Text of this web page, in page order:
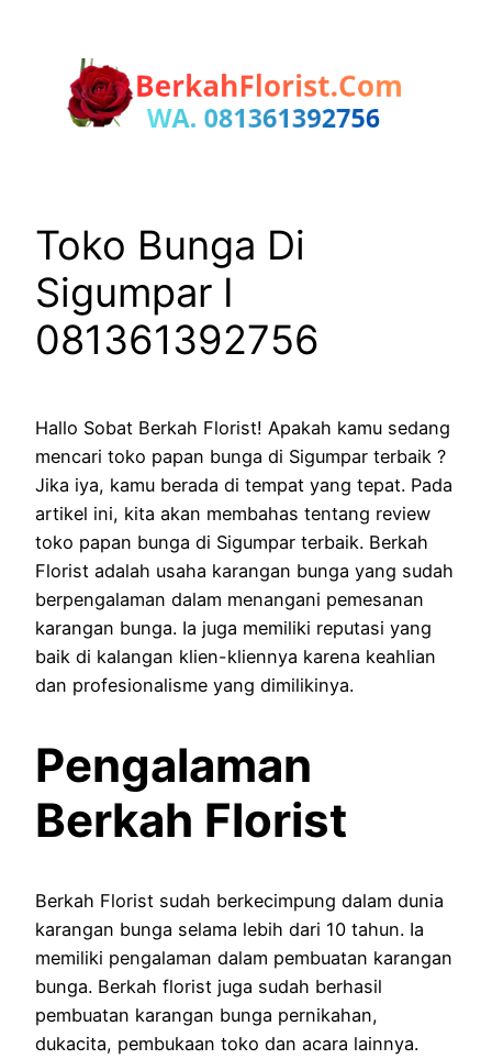
Toko Bunga Di
Sigumpar I
081361392756
Hallo Sobat Berkah Florist! Apakah kamu sedang
mencari toko papan bunga di Sigumpar terbaik ?
Jika iya, kamu berada di tempat yang tepat. Pada
artikel ini, kita akan membahas tentang review
toko papan bunga di Sigumpar terbaik. Berkah
Florist adalah usaha karangan bunga yang sudah
berpengalaman dalam menangani pemesanan
karangan bunga. Ia juga memiliki reputasi yang
baik di kalangan klien-kliennya karena keahlian
dan profesionalisme yang dimilikinya.
Pengalaman
Berkah Florist
Berkah Florist sudah berkecimpung dalam dunia
karangan bunga selama lebih dari 10 tahun. Ia
memiliki pengalaman dalam pembuatan karangan
bunga. Berkah florist juga sudah berhasil
pembuatan karangan bunga pernikahan,
dukacita, pembukaan toko dan acara lainnya.